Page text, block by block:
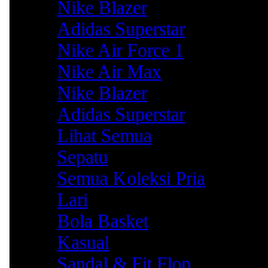
Nike Blazer
Adidas Superstar
Nike Air Force 1
Nike Air Max
Nike Blazer
Adidas Superstar
Lihat Semua
Sepatu
Semua Koleksi Pria
Lari
Bola Basket
Kasual
Sandal & Fit Flop